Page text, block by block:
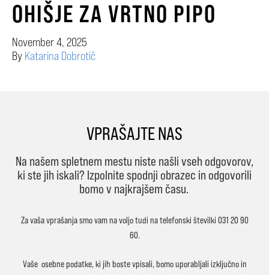
OHIŠJE ZA VRTNO PIPO
November 4, 2025
By Katarina Dobrotič
VPRAŠAJTE NAS
Na našem spletnem mestu niste našli vseh odgovorov,
ki ste jih iskali? Izpolnite spodnji obrazec in odgovorili
bomo v najkrajšem času.
Za vaša vprašanja smo vam na voljo tudi na telefonski številki 031 20 90
60.
Vaše osebne podatke, ki jih boste vpisali, bomo uporabljali izključno in